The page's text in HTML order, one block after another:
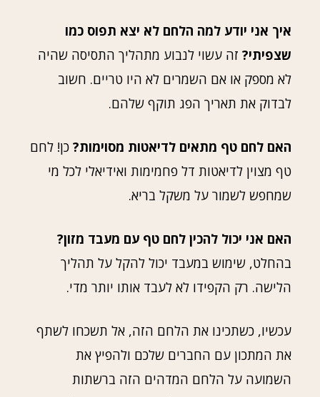
איך אני יודע למה הלחם לא יצא תפוס כמו
שצפיתי? זה עשוי לנבוע מתהליך התסיסה שהיה
לא מספק או אם השמרים לא היו טריים. חשוב
לבדוק את תאריך הפג תוקף שלהם.
האם לחם טף מתאים לדיאטות מסוימות? כן! לחם
טף מצוין לדיאטות דל פחמימות ואידיאלי לכל מי
שמחפש לשמור על משקל בריא.
האם אני יכול להכין לחם טף עם מעבד מזון?
בהחלט, שימוש במעבד יכול להקל על תהליך
הלישה. רק הקפידו לא לעבד אותו יותר מדי.
עכשיו, כשתכינו את הלחם הזה, אל תשכחו לשתף
את המתכון עם החברים שלכם ולהפיץ את
השמועה על הלחם המדהים הזה ברשתות